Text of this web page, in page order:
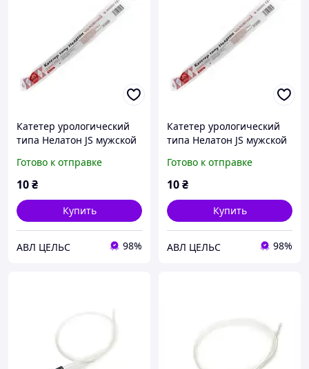
Катетер урологический
типа Нелатон JS мужской
Готово к отправке
10₴
Купить
АВЛ ЦЕЛЬС 98%
Катетер урологический
типа Нелатон JS мужской
Готово к отправке
10₴
Купить
АВЛ ЦЕЛЬС 98%